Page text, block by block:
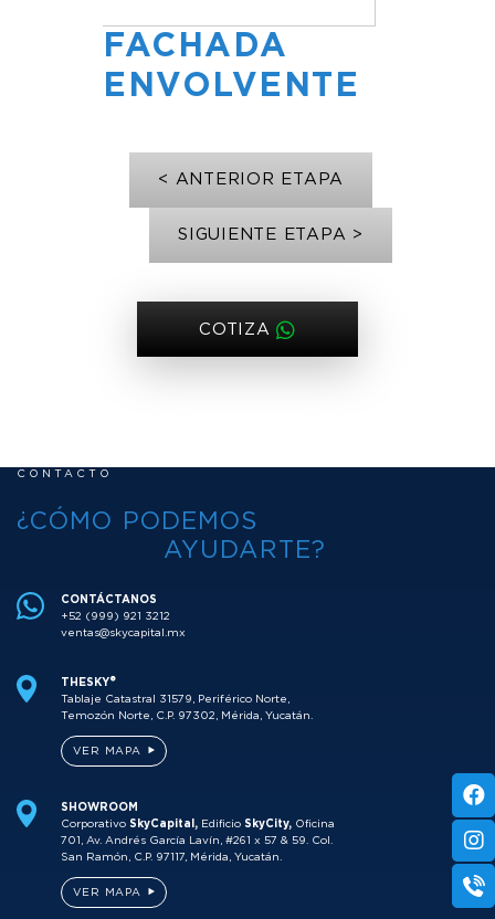
FACHADA
ENVOLVENTE
< ANTERIOR ETAPA
SIGUIENTE ETAPA >
COTIZA
CONTACTO
¿CÓMO PODEMOS
AYUDARTE?
CONTÁCTANOS
+52 (999) 921 3212
ventas@skycapital.mx
THESKY®
Tablaje Catastral 31579, Periférico Norte,
Temozón Norte, C.P. 97302, Mérida, Yucatán.
VER MAPA
SHOWROOM
Corporativo SkyCapital, Edificio SkyCity, Oficina
701, Av. Andrés García Lavín, #261 x 57 & 59. Col.
San Ramón, C.P. 97117, Mérida, Yucatán.
VER MAPA